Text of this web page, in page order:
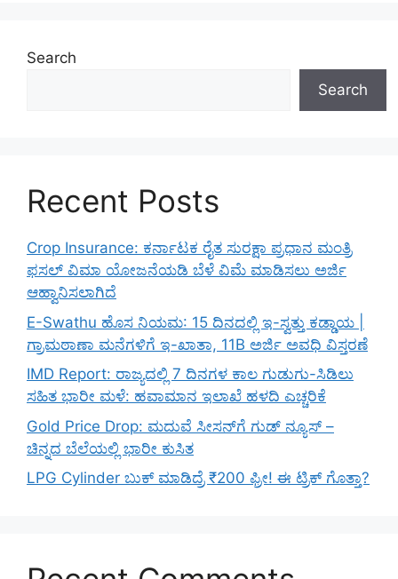
Search
Search
Recent Posts
Crop Insurance: ಕರ್ನಾಟಕ ರೈತ ಸುರಕ್ಷಾ ಪ್ರಧಾನ ಮಂತ್ರಿ
ಫಸಲ್ ವಿಮಾ ಯೋಜನೆಯಡಿ ಬೆಳೆ ವಿಮೆ ಮಾಡಿಸಲು ಅರ್ಜಿ
ಆಹ್ವಾನಿಸಲಾಗಿದೆ
E-Swathu ಹೊಸ ನಿಯಮ: 15 ದಿನದಲ್ಲಿ ಇ-ಸ್ವತ್ತು ಕಡ್ಡಾಯ |
ಗ್ರಾಮಠಾಣಾ ಮನೆಗಳಿಗೆ ಇ-ಖಾತಾ, 11B ಅರ್ಜಿ ಅವಧಿ ವಿಸ್ತರಣೆ
IMD Report: ರಾಜ್ಯದಲ್ಲಿ 7 ದಿನಗಳ ಕಾಲ ಗುಡುಗು-ಸಿಡಿಲು
ಸಹಿತ ಭಾರೀ ಮಳೆ: ಹವಾಮಾನ ಇಲಾಖೆ ಹಳದಿ ಎಚ್ಚರಿಕೆ
Gold Price Drop: ಮದುವೆ ಸೀಸನ್‌ಗೆ ಗುಡ್ ನ್ಯೂಸ್ –
ಚಿನ್ನದ ಬೆಲೆಯಲ್ಲಿ ಭಾರೀ ಕುಸಿತ
LPG Cylinder ಬುಕ್ ಮಾಡಿದ್ರೆ ₹200 ಫ್ರೀ! ಈ ಟ್ರಿಕ್ ಗೊತ್ತಾ?